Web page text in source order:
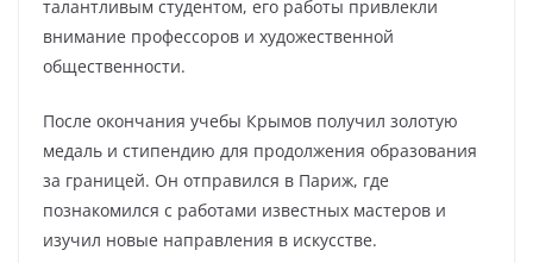
талантливым студентом, его работы привлекли
внимание профессоров и художественной
общественности.
После окончания учебы Крымов получил золотую
медаль и стипендию для продолжения образования
за границей. Он отправился в Париж, где
познакомился с работами известных мастеров и
изучил новые направления в искусстве.